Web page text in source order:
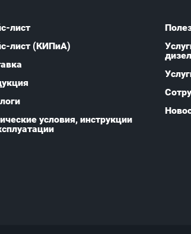
лист
лист (КИПиА)
условия, инструкции